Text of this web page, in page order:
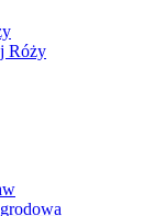
Róży